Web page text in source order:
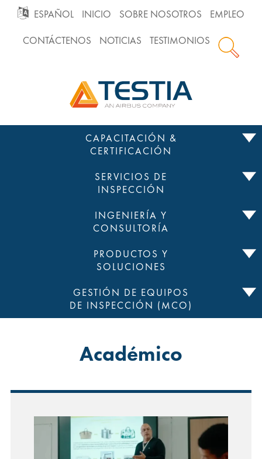
GO ESPAÑOL INICIO SOBRE NOSOTROS EMPLEO
CONTÁCTENOS NOTICIAS TESTIMONIOS
CAPACITACIÓN &
CERTIFICACIÓN
SERVICIOS DE
INSPECCIÓN
INGENIERÍA Y
CONSULTORÍA
PRODUCTOS Y
SOLUCIONES
GESTIÓN DE EQUIPOS
DE INSPECCIÓN (MCO)
Académico